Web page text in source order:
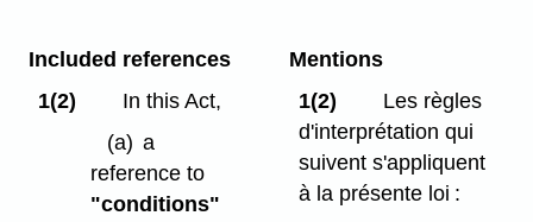
Included references
1(2)
In this Act,
(a) a
reference to
"conditions"
Mentions
1(2)
Les règles
d'interprétation qui
suivent s'appliquent
à la présente loi :